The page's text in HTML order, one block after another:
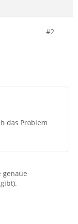
#2
das Problem
genaue